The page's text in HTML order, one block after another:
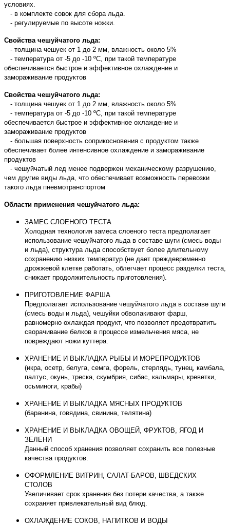
условиях.
- в комплекте совок для сбора льда.
- регулируемые по высоте ножки.
Свойства чешуйчатого льда:
- толщина чешуек от 1 до 2 мм, влажность около 5%
- температура от -5 до -10 ºС, при такой температуре
обеспечивается быстрое и эффективное охлаждение и
замораживание продуктов
Свойства чешуйчатого льда:
- толщина чешуек от 1 до 2 мм, влажность около 5%
- температура от -5 до -10 ºС, при такой температуре
обеспечивается быстрое и эффективное охлаждение и
замораживание продуктов
- большая поверхность соприкосновения с продуктом также
обеспечивает более интенсивное охлаждение и замораживание
продуктов
- чешуйчатый лед менее подвержен механическому разрушению,
чем другие виды льда, что обеспечивает возможность перевозки
такого льда пневмотранспортом
Области применения чешуйчатого льда:
ЗАМЕС СЛОЕНОГО ТЕСТА
Холодная технология замеса слоеного теста предполагает
использование чешуйчатого льда в составе шуги (смесь воды
и льда), структура льда способствует более длительному
сохранению низких температур (не дает преждевременно
дрожжевой клетке работать, облегчает процесс разделки теста,
снижает продолжительность приготовления).
ПРИГОТОВЛЕНИЕ ФАРША
Предполагает использование чешуйчатого льда в составе шуги
(смесь воды и льда), чешуйки обволакивают фарш,
равномерно охлаждая продукт, что позволяет предотвратить
сворачивание белков в процессе измельчения мяса, не
повреждают ножи куттера.
ХРАНЕНИЕ И ВЫКЛАДКА РЫБЫ И МОРЕПРОДУКТОВ
(икра, осетр, белуга, семга, форель, стерлядь, тунец, камбала,
палтус, окунь, треска, скумбрия, сибас, кальмары, креветки,
осьминоги, крабы)
ХРАНЕНИЕ И ВЫКЛАДКА МЯСНЫХ ПРОДУКТОВ
(баранина, говядина, свинина, телятина)
ХРАНЕНИЕ И ВЫКЛАДКА ОВОЩЕЙ, ФРУКТОВ, ЯГОД И
ЗЕЛЕНИ
Данный способ хранения позволяет сохранить все полезные
качества продуктов.
ОФОРМЛЕНИЕ ВИТРИН, САЛАТ-БАРОВ, ШВЕДСКИХ
СТОЛОВ
Увеличивает срок хранения без потери качества, а также
сохраняет привлекательный вид блюд.
ОХЛАЖДЕНИЕ СОКОВ, НАПИТКОВ И ВОДЫ